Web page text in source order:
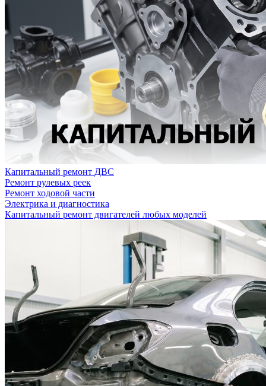
Капитальный ремонт ДВС
Ремонт рулевых реек
Ремонт ходовой части
Электрика и диагностика
Капитальный ремонт двигателей любых моделей